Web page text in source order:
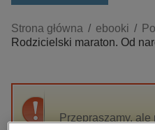
Kategorie
Zobacz wszystkie E-prasa
budownictwo,
darmowe wydania
Strona główna ebooki
Rodzicielski maraton. Od
Przepraszamy,